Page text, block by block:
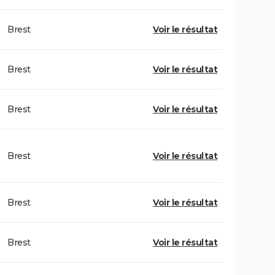
Brest Voir le résultat
Brest Voir le résultat
Brest Voir le résultat
Brest Voir le résultat
Brest Voir le résultat
Brest Voir le résultat